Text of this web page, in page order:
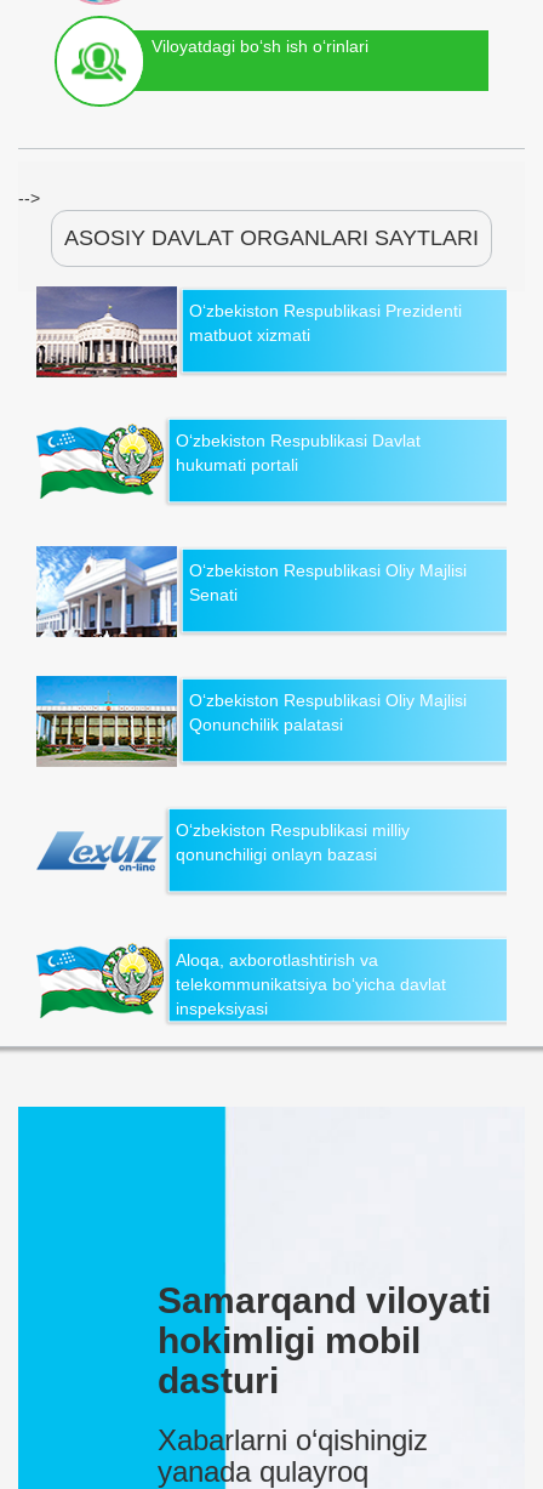
Viloyatdagi bo‘sh ish o‘rinlari
-->
ASOSIY DAVLAT ORGANLARI SAYTLARI
O‘zbekiston Respublikasi Prezidenti
matbuot xizmati
O‘zbekiston Respublikasi Davlat
hukumati portali
O‘zbekiston Respublikasi Oliy Majlisi
Senati
O‘zbekiston Respublikasi Oliy Majlisi
Qonunchilik palatasi
O‘zbekiston Respublikasi milliy
qonunchiligi onlayn bazasi
Aloqa, axborotlashtirish va
telekommunikatsiya bo‘yicha davlat
inspeksiyasi
Samarqand viloyati
hokimligi mobil
dasturi
Xabarlarni o‘qishingiz
yanada qulayroq